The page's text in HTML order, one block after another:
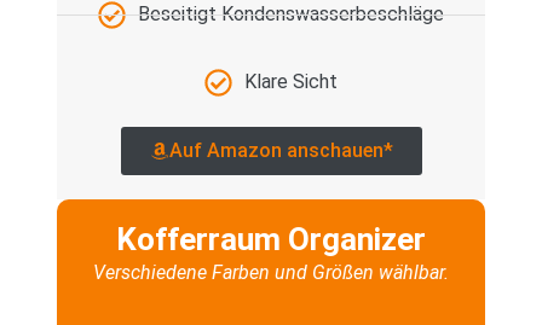
Beseitigt Kondenswasserbeschläge
Klare Sicht
Auf Amazon anschauen*
Kofferraum Organizer
Verschiedene Farben und Größen wählbar.